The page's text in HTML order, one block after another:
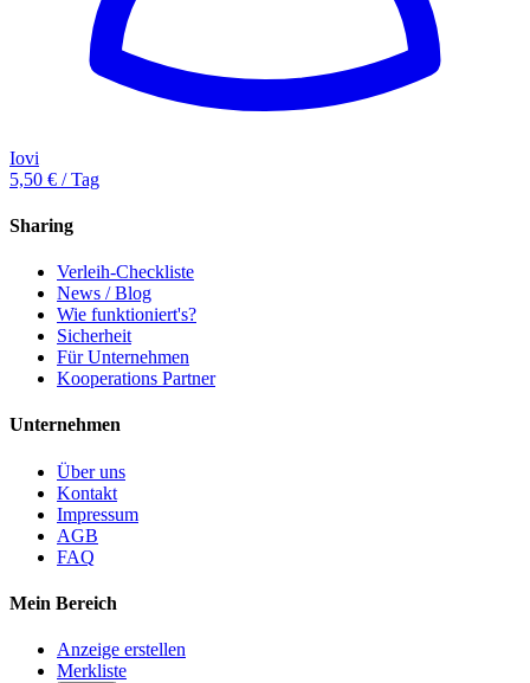
Iovi
5,50 € / Tag
Sharing
Verleih-Checkliste
News / Blog
Wie funktioniert's?
Sicherheit
Für Unternehmen
Kooperations Partner
Unternehmen
Über uns
Kontakt
Impressum
AGB
FAQ
Mein Bereich
Anzeige erstellen
Merkliste